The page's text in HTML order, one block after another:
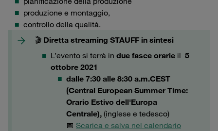
produzione e montaggio,
controllo della qualità.
🎬 Diretta streaming STAUFF in sintesi
L’evento si terrà in due fasce orarie il 5
ottobre 2021
dalle 7:30 alle 8:30 a.m.CEST
(Central European Summer Time:
Orario Estivo dell'Europa
Centrale), (inglese e tedesco)
📅 Scarica e salva nel calendario